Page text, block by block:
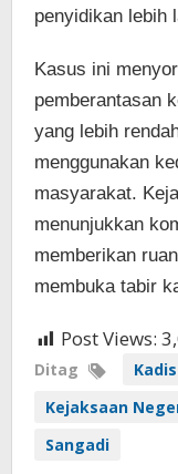
penyidikan lebih
Kasus ini
pemberantasan
yang lebih
menggunakan
masyarakat.
menunjukkan
memberikan
membuka tabir
Post Views:
Ditag
Kejaksaan
Sangadi